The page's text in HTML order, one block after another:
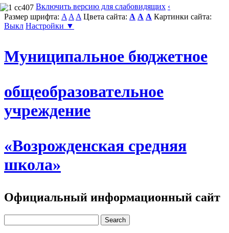
Включить версию для слабовидящих ‹
Размер шрифта: A A A Цвета сайта: A A A Картинки сайта:
Выкл Настройки ▼
Муниципальное бюджетное
общеобразовательное
учреждение
«Возрожденская средняя
школа»
Официальный информационный сайт